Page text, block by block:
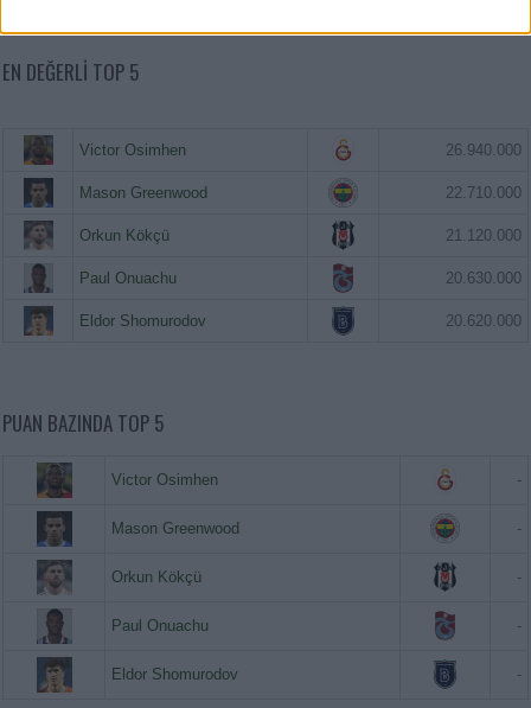
EN DEĞERLI TOP 5
Victor Osimhen 26.940.000
Mason Greenwood 22.710.000
Orkun Kökçü 21.120.000
Paul Onuachu 20.630.000
Eldor Shomurodov 20.620.000
PUAN BAZINDA TOP 5
Victor Osimhen -
Mason Greenwood -
Orkun Kökçü -
Paul Onuachu -
Eldor Shomurodov -